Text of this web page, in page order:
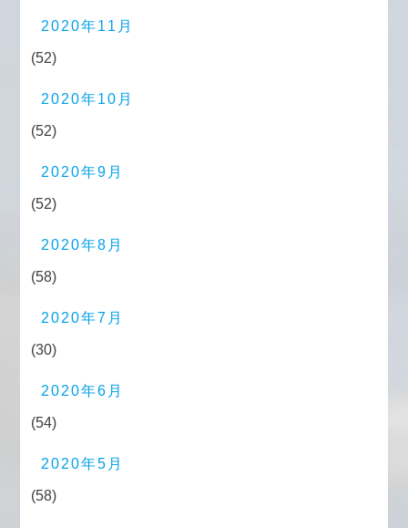
2020年11月
(52)
2020年10月
(52)
2020年9月
(52)
2020年8月
(58)
2020年7月
(30)
2020年6月
(54)
2020年5月
(58)